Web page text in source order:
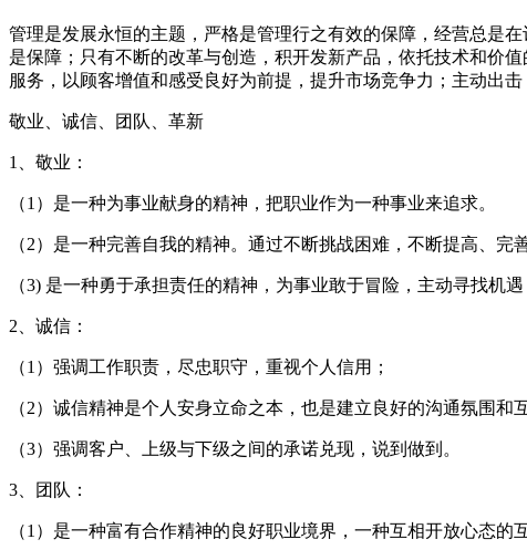
管理是发展永恒的主题，严格是管理行之有效的保障，经营总是
是保障；只有不断的改革与创造，积开发新产品，依托技术和价
服务，以顾客增值和感受良好为前提，提升市场竞争力；主动出击
敬业、诚信、团队、革新
1、敬业：
（1）是一种为事业献身的精神，把职业作为一种事业来追求。
（2）是一种完善自我的精神。通过不断挑战困难，不断提高、完
（3) 是一种勇于承担责任的精神，为事业敢于冒险，主动寻找机遇
2、诚信：
（1）强调工作职责，尽忠职守，重视个人信用；
（2）诚信精神是个人安身立命之本，也是建立良好的沟通氛围和
（3）强调客户、上级与下级之间的承诺兑现，说到做到。
3、团队：
（1）是一种富有合作精神的良好职业境界，一种互相开放心态的